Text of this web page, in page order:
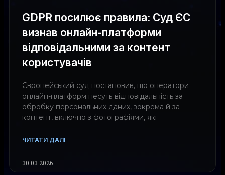
GDPR посилює правила: Суд ЄС
визнав онлайн-платформи
відповідальними за контент
користувачів
Європейський суд постановив, що оператори
онлайн-платформ несуть відповідальність за
обробку персональних даних, зокрема й за
контент, включно з фотографіями, які
ЧИТАТИ ДАЛІ
30.03.2026